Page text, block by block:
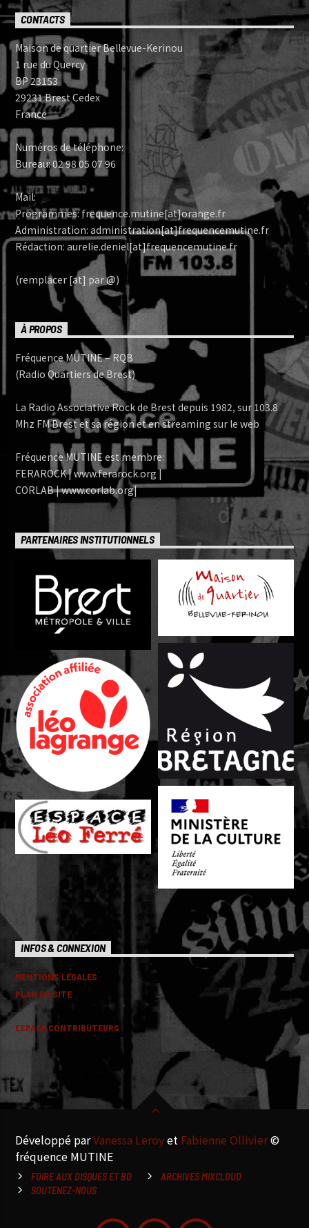
CONTACTS
Maison de quartier Bellevue-Kerinou
1 rue du Quercy
BP 23153
29231 Brest Cedex
France
Numéros de téléphone:
Bureau: 02 98 05 07 96
Mail:
Programmes: frequence.mutine[at]orange.fr
Administration: administration[at]frequencemutine.fr
Rédaction: aurelie.deniel[at]frequencemutine.fr
(remplacer [at] par @)
À PROPOS
Fréquence MUTINE – RQB
(Radio Quartiers de Brest)
La Radio Associative Rock de Brest depuis 1982, sur 103.8
Mhz FM Brest et sa région et en streaming sur le web
Fréquence MUTINE est membre:
FERAROCK | www.ferarock.org |
CORLAB | www.corlab.org|
PARTENAIRES INSTITUTIONNELS
INFOS & CONNEXION
MENTIONS LEGALES
PLAN DU SITE
ESPACE CONTRIBUTEURS
Développé parVanessa Leroyet Fabienne Ollivier©
fréquence MUTINE
FOIRE AUX DISQUES ET BD
ARCHIVES MIXCLOUD
SOUTENEZ-NOUS